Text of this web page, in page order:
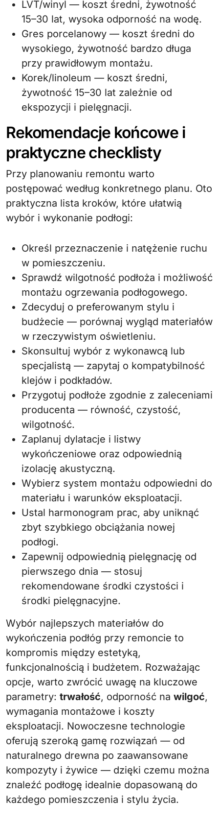
LVT/winyl — koszt średni, żywotność
15–30 lat, wysoka odporność na wodę.
Gres porcelanowy — koszt średni do
wysokiego, żywotność bardzo długa
przy prawidłowym montażu.
Korek/linoleum — koszt średni,
żywotność 15–30 lat zależnie od
ekspozycji i pielęgnacji.
Rekomendacje końcowe i
praktyczne checklisty
Przy planowaniu remontu warto
postępować według konkretnego planu. Oto
praktyczna lista kroków, które ułatwią
wybór i wykonanie podłogi:
Określ przeznaczenie i natężenie ruchu
w pomieszczeniu.
Sprawdź wilgotność podłoża i możliwość
montażu ogrzewania podłogowego.
Zdecyduj o preferowanym stylu i
budżecie — porównaj wygląd materiałów
w rzeczywistym oświetleniu.
Skonsultuj wybór z wykonawcą lub
specjalistą — zapytaj o kompatybilność
klejów i podkładów.
Przygotuj podłoże zgodnie z zaleceniami
producenta — równość, czystość,
wilgotność.
Zaplanuj dylatacje i listwy
wykończeniowe oraz odpowiednią
izolację akustyczną.
Wybierz system montażu odpowiedni do
materiału i warunków eksploatacji.
Ustal harmonogram prac, aby uniknąć
zbyt szybkiego obciążania nowej
podłogi.
Zapewnij odpowiednią pielęgnację od
pierwszego dnia — stosuj
rekomendowane środki czystości i
środki pielęgnacyjne.
Wybór najlepszych materiałów do
wykończenia podłóg przy remoncie to
kompromis między estetyką,
funkcjonalnością i budżetem. Rozważając
opcje, warto zwrócić uwagę na kluczowe
parametry: trwałość, odporność na wilgoć,
wymagania montażowe i koszty
eksploatacji. Nowoczesne technologie
oferują szeroką gamę rozwiązań — od
naturalnego drewna po zaawansowane
kompozyty i żywice — dzięki czemu można
znaleźć podłogę idealnie dopasowaną do
każdego pomieszczenia i stylu życia.